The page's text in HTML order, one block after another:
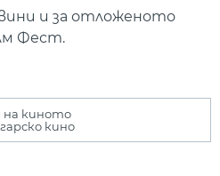
и за отложеното
Фест.
на киното
кино